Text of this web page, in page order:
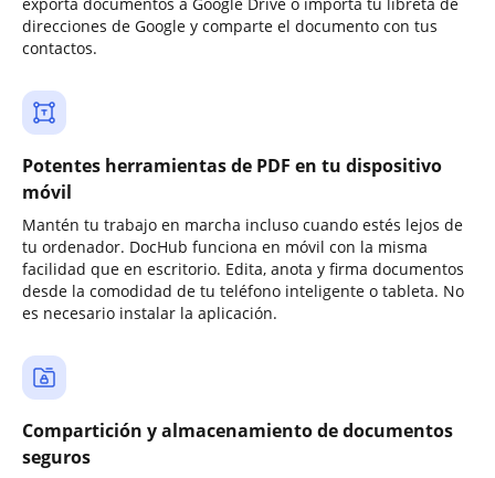
direcciones de Google y comparte el documento con tus
contactos.
Potentes herramientas de PDF en tu dispositivo
móvil
Mantén tu trabajo en marcha incluso cuando estés lejos de
tu ordenador. DocHub funciona en móvil con la misma
facilidad que en escritorio. Edita, anota y firma documentos
desde la comodidad de tu teléfono inteligente o tableta. No
es necesario instalar la aplicación.
Compartición y almacenamiento de documentos
seguros